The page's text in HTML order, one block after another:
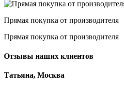
Прямая покупка от производителя
Прямая покупка от производителя
Отзывы наших клиентов
Татьяна, Москва